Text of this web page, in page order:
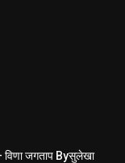
विणा जगताप Byसुलेखा